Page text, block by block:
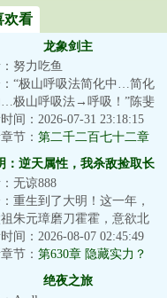
欢看
龙象剑主
努力吃鱼
“极山呼吸法简化中…简化
…极山呼吸法→呼吸！”陈斐
一口气。“极山呼吸法经验
”...
间：2026-07-31 23:18:15
节： 第二千二百七十二章
：逆天属性，我杀敌捡取长
无谅888
重生到了大明！这一年，
朱元璋磨刀霍霍，意欲北
定北元，将汉家中原完全
为自己儿...
间：2026-08-07 02:45:49
节： 第630章 隐藏实力？
绝夜之旅